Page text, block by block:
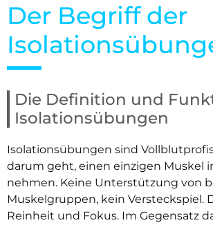
Der Begriff der
Die Definition und
Isolationsübungen
Isolationsübungen sind
darum geht, einen einzigen Muskel
nehmen. Keine Unterstützung von
Muskelgruppen, kein Versteckspiel.
Reinheit und Fokus. Im Gegensatz